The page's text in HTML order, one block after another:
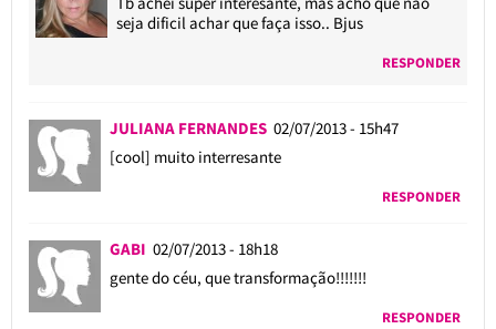
seja dificil achar que faça isso.. Bjus
RESPONDER
JULIANA FERNANDES 02/07/2013 - 15h47
[cool] muito interresante
RESPONDER
GABI 02/07/2013 - 18h18
gente do céu, que transformação!!!!!!!
RESPONDER